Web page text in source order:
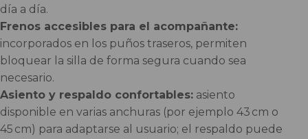
día a día.
Frenos accesibles para el acompañante:
incorporados en los puños traseros, permiten
bloquear la silla de forma segura cuando sea
necesario.
Asiento y respaldo confortables: asiento
disponible en varias anchuras (por ejemplo 43 cm o
45 cm) para adaptarse al usuario; el respaldo puede